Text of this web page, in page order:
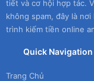
tiết và cơ hội hợp tác.
không spam, đây là
trình kiếm tiền online
Quick Navigation
Trang Chủ